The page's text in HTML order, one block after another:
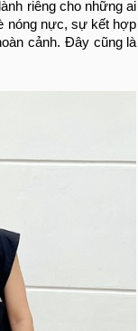
riêng cho những ai
nóng nực, sự kết hợp
cảnh. Đây cũng là